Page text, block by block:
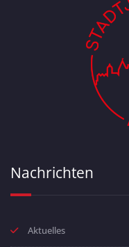
Nachrichten
Aktuelles